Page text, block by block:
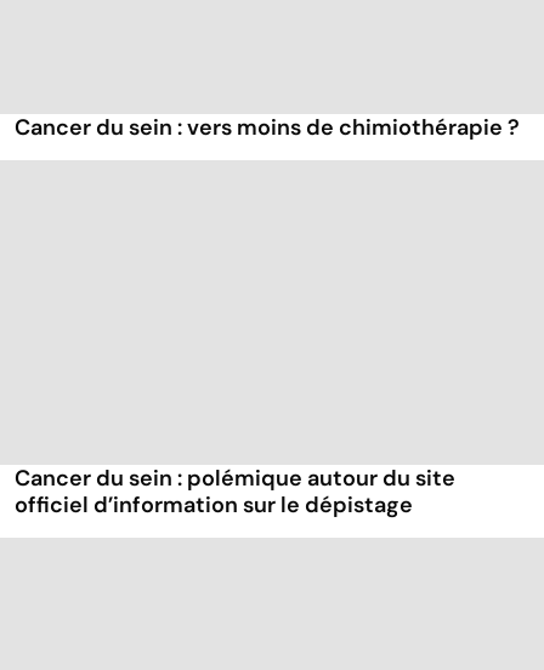
Cancer du sein : vers moins de chimiothérapie ?
Cancer du sein : polémique autour du site
officiel d’information sur le dépistage